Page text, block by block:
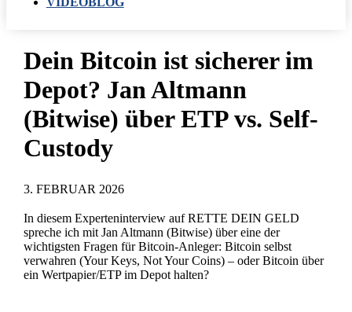
Dein Bitcoin ist sicherer im
Depot? Jan Altmann
(Bitwise) über ETP vs. Self-
Custody
3. FEBRUAR 2026
In diesem Experteninterview auf RETTE DEIN GELD
spreche ich mit Jan Altmann (Bitwise) über eine der
wichtigsten Fragen für Bitcoin-Anleger: Bitcoin selbst
verwahren (Your Keys, Not Your Coins) – oder Bitcoin über
ein Wertpapier/ETP im Depot halten?